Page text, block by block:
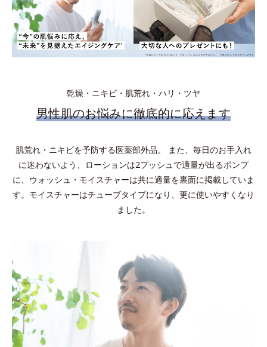
乾燥・ニキビ・肌荒れ・ハリ・ツヤ
男性肌のお悩みに徹底的に応えます
肌荒れ・ニキビを予防する医薬部外品。 また、毎日のお手入れ
に迷わないよう、ローションは2プッシュで適量が出るポンプ
に、ウォッシュ・モイスチャーは共に適量を裏面に掲載していま
す。モイスチャーはチューブタイプになり、更に使いやすくなり
ました。